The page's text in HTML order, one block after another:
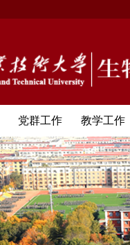
党群工作 教学工作